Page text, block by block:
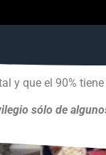
y que el 90%
sólo de